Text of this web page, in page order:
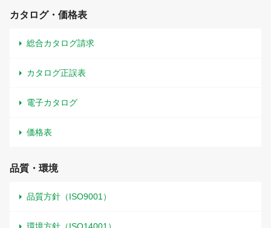
カタログ・価格表
総合カタログ請求
カタログ正誤表
電子カタログ
価格表
品質・環境
品質方針（ISO9001）
環境方針（ISO14001）